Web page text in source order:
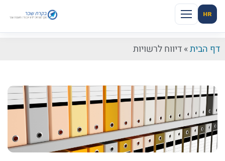
HR
דף הבית»דיווח לרשויות